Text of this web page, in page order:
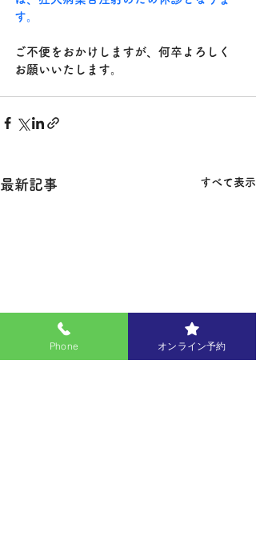
す。
ご不便をおかけしますが、何卒よろしく
お願いいたします。
最新記事 すべて表示
Phone オンライン予約